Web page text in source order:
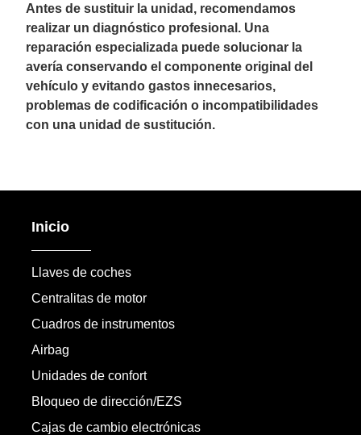
Antes de sustituir la unidad, recomendamos
realizar un diagnóstico profesional. Una
reparación especializada puede solucionar la
avería conservando el componente original del
vehículo y evitando gastos innecesarios,
problemas de codificación o incompatibilidades
con una unidad de sustitución.
Inicio
Llaves de coches
Centralitas de motor
Cuadros de instrumentos
Airbag
Unidades de confort
Bloqueo de dirección/EZS
Cajas de cambio electrónicas